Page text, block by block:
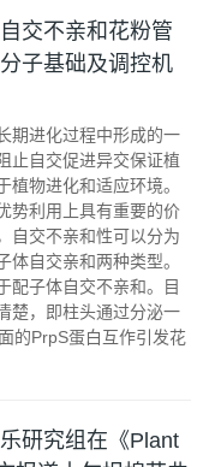
交不亲和花粉管
子基础及调控机
期进化过程中形成的一
止自交促进异交保证植
植物进化和适应环境。
势利用上具有重要的价
自交不亲和性可以分为
体自交亲和两种类型。
配子体自交不亲和。目
楚，即柱头通过分泌一
的PrpS蛋白互作引发花
研究组在《Plant